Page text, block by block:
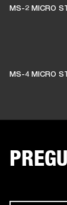
MS-2 MICRO
MS-4 MICRO